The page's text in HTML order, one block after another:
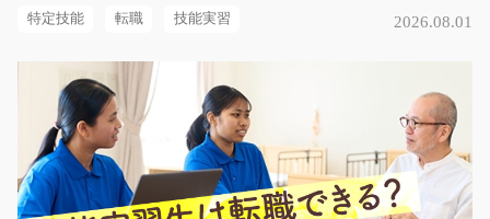
電動ドライバーを使って航空機の翼や胴体を組み上げて
長期（3ヶ月以上）
時給1300円
岐阜県各務原市
気になる
特定技能 転職 技能実習 2026.08.01